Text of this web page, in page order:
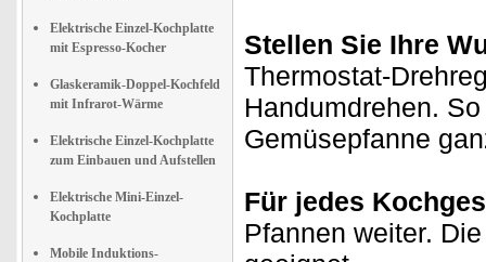
Elektrische Einzel-Kochplatte
mit Espresso-Kocher
Glaskeramik-Doppel-Kochfeld
mit Infrarot-Wärme
Elektrische Einzel-Kochplatte
zum Einbauen und Aufstellen
Elektrische Mini-Einzel-
Kochplatte
Mobile Induktions-
Stellen Sie Ihre
Thermostat-
Handumdrehen.
Gemüsepfanne
Für jedes
Pfannen weiter.